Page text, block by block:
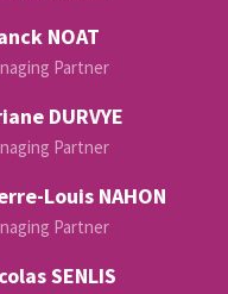
NOAT
Partner
DURVYE
Partner
Louis NAHON
Partner
SENLIS